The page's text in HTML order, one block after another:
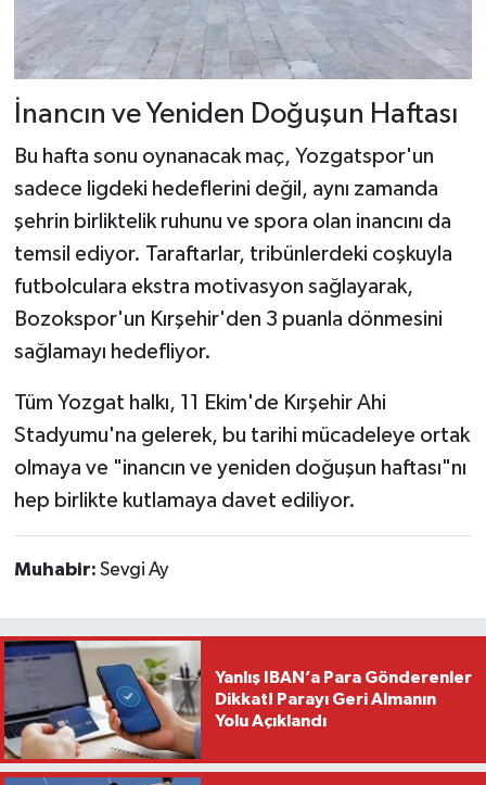
İnancın ve Yeniden Doğuşun Haftası
Bu hafta sonu oynanacak maç, Yozgatspor'un
sadece ligdeki hedeflerini değil, aynı zamanda
şehrin birliktelik ruhunu ve spora olan inancını da
temsil ediyor. Taraftarlar, tribünlerdeki coşkuyla
futbolculara ekstra motivasyon sağlayarak,
Bozokspor'un Kırşehir'den 3 puanla dönmesini
sağlamayı hedefliyor.
Tüm Yozgat halkı, 11 Ekim'de Kırşehir Ahi
Stadyumu'na gelerek, bu tarihi mücadeleye ortak
olmaya ve "inancın ve yeniden doğuşun haftası"nı
hep birlikte kutlamaya davet ediliyor.
Muhabir: Sevgi Ay
Yanlış IBAN’a Para Gönderenler
Dikkat! Parayı Geri Almanın
Yolu Açıklandı